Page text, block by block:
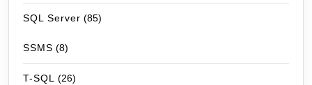
SQL Server (85)
SSMS (8)
T-SQL (26)